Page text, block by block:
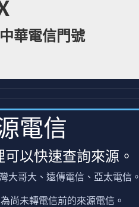
華電信門號
電信
以快速查詢來源。
大哥大、遠傳電信、亞太電信。
尚未轉電信前的來源電信。